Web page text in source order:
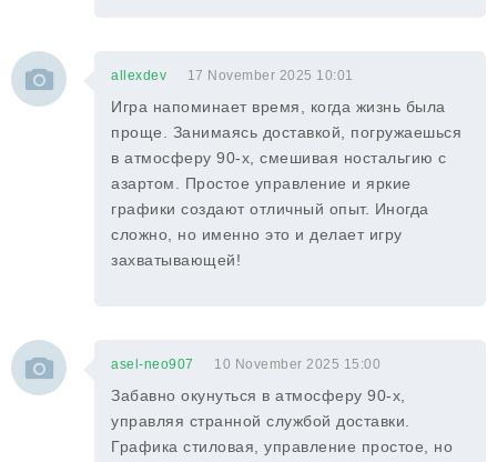
allexdev 17 November 2025 10:01
Игра напоминает время, когда жизнь была
проще. Занимаясь доставкой, погружаешься
в атмосферу 90-х, смешивая ностальгию с
азартом. Простое управление и яркие
графики создают отличный опыт. Иногда
сложно, но именно это и делает игру
захватывающей!
asel-neo907 10 November 2025 15:00
Забавно окунуться в атмосферу 90-х,
управляя странной службой доставки.
Графика стиловая, управление простое, но